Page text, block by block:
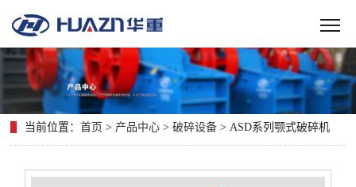
当前位置：首页 > 产品中心 >破碎设备 > ASD系列颚式破碎机